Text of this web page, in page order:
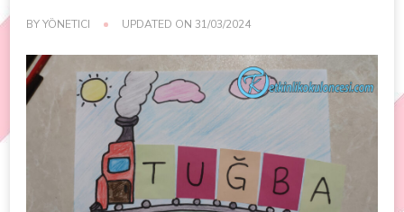
BYYÖNETICI UPDATED ON 31/03/2024